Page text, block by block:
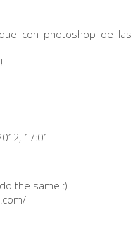
con photoshop de las
17:01
the same :)